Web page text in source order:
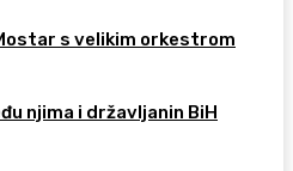
s velikim orkestrom
njima i državljanin BiH